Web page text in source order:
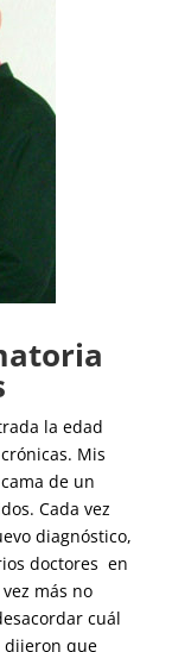
la edad
Mis
de un
Cada vez
diagnóstico,
doctores en
más no
cuál
dijeron que